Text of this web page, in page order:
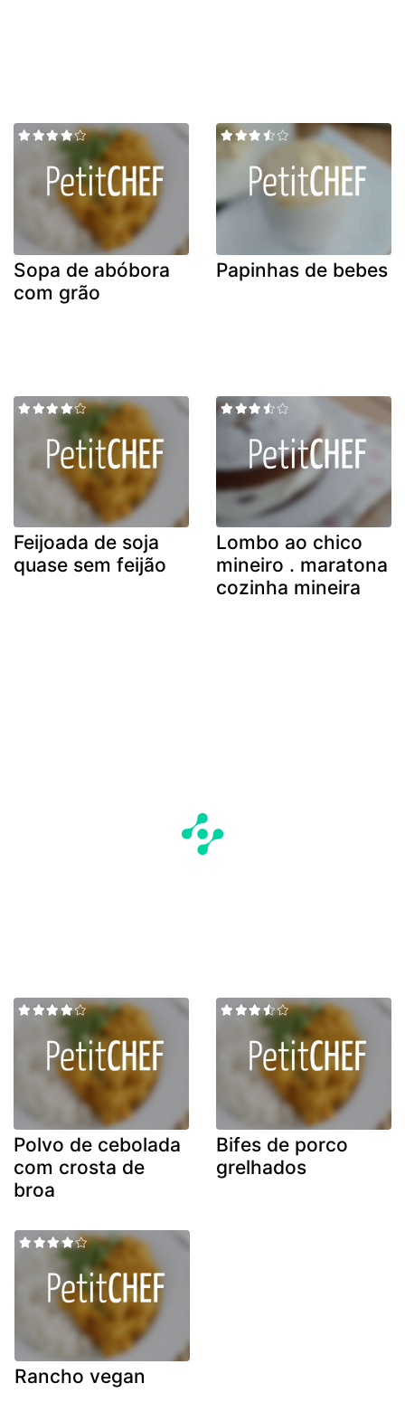
Sopa de abóbora
com grão
Papinhas de bebes
Feijoada de soja
quase sem feijão
Lombo ao chico
mineiro . maratona
cozinha mineira
Polvo de cebolada
com crosta de
broa
Bifes de porco
grelhados
Rancho vegan